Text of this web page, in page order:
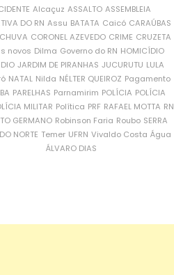
Alcaçuz ASSALTO ASSEMBLEIA
DO RN Assu BATATA Caicó CARAÚBAS
CORONEL AZEVEDO CRIME CRUZETA
novos Dilma Governo do RN HOMICÍDIO
JARDIM DE PIRANHAS JUCURUTU LULA
NATAL Nilda NÉLTER QUEIROZ Pagamento
PARELHAS Parnamirim POLÍCIA POLÍCIA
MILITAR Política PRF RAFAEL MOTTA RN
GERMANO Robinson Faria Roubo SERRA
NORTE Temer UFRN Vivaldo Costa Água
ÁLVARO DIAS